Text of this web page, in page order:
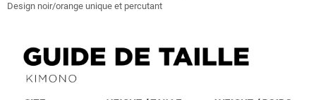
Design noir/orange unique et percutant